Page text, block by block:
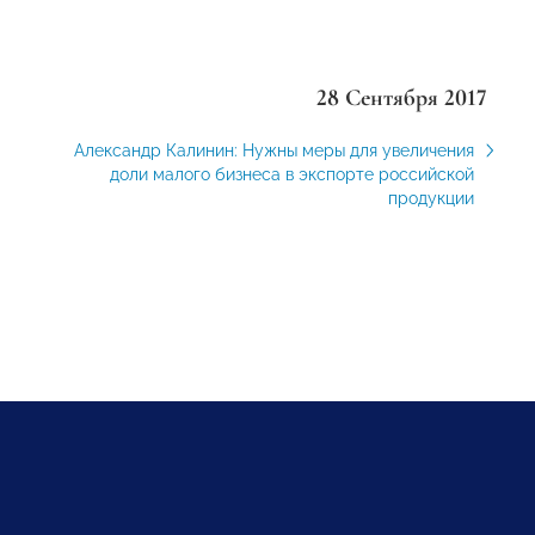
28 Сентября 2017
Александр Калинин: Нужны меры для увеличения
доли малого бизнеса в экспорте российской
продукции